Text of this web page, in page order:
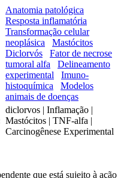
Anatomia patológica
Resposta inflamatória
Transformação celular
neoplásica
Mastócitos
Diclorvós
Fator de necrose
tumoral alfa
Delineamento
experimental
Imuno-
histoquímica
Modelos
animais de doenças
diclorvos | Inflamação |
Mastócitos | TNF-alfa |
Carcinogênese Experimental
que está sujeito à ação